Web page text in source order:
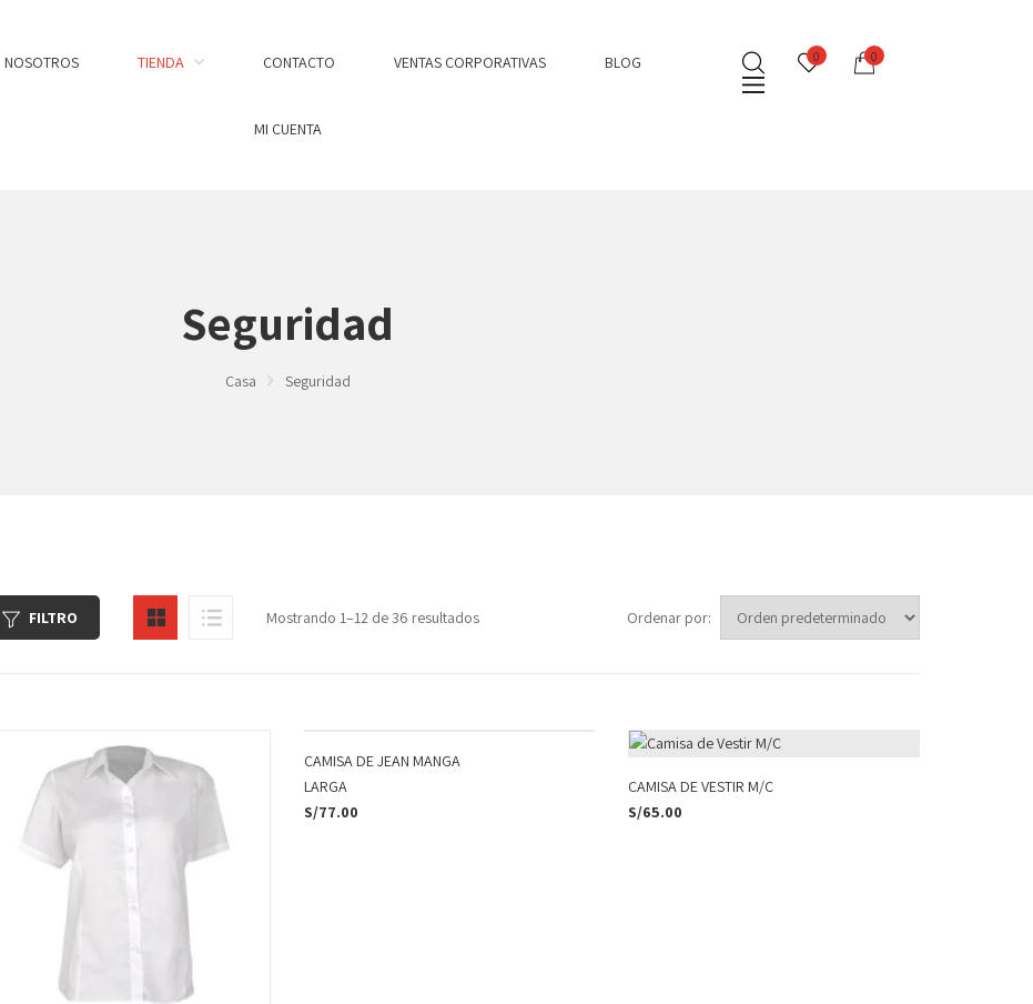
NOSOTROS TIENDA CONTACTO VENTAS CORPORATIVAS BLOG
MI CUENTA
0 0
Seguridad
Casa Seguridad
FILTRO Mostrando 1–12 de 36 resultados Ordenar por:
CAMISA DE JEAN MANGA
LARGA
S/77.00
CAMISA DE VESTIR M/C
S/65.00